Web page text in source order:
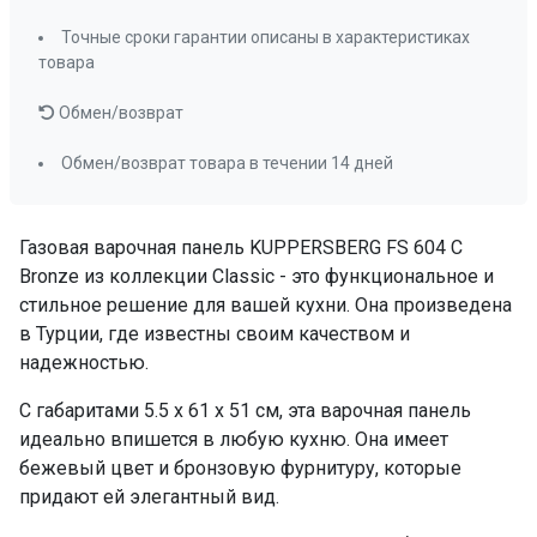
Газовая варочная панель KUPPERSBERG FS 604 C
Bronze из коллекции Classic - это функциональное и
стильное решение для вашей кухни. Она произведена
в Турции, где известны своим качеством и
надежностью.
С габаритами 5.5 x 61 x 51 см, эта варочная панель
идеально впишется в любую кухню. Она имеет
бежевый цвет и бронзовую фурнитуру, которые
придают ей элегантный вид.
Точные сроки гарантии описаны в характеристиках
товара
Обмен/возврат
Обмен/возврат товара в течении 14 дней